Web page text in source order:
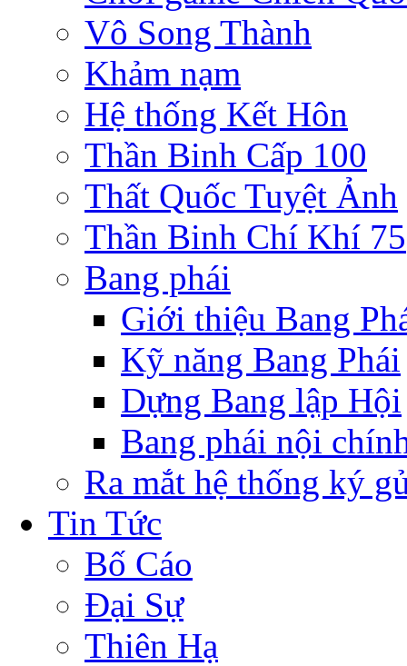
Vô Song Thành
Khảm nạm
Hệ thống Kết Hôn
Thần Binh Cấp 100
Thất Quốc Tuyệt Ảnh
Thần Binh Chí Khí 75
Bang phái
Giới thiệu Bang
Kỹ năng Bang Phái
Dựng Bang lập Hội
Bang phái nội
Ra mắt hệ thống ký
Tin Tức
Bố Cáo
Đại Sự
Thiên Hạ